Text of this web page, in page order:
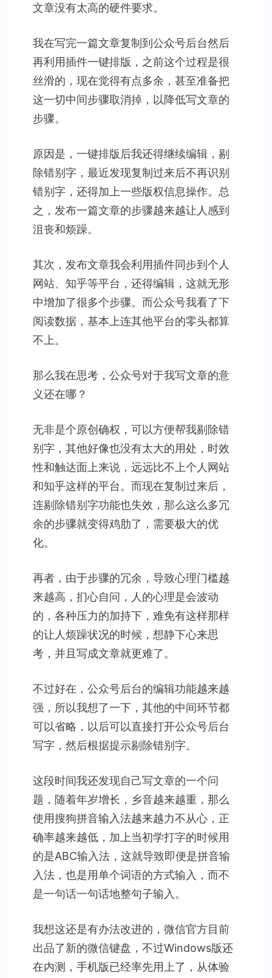
文章没有太高的硬件要求。
我在写完一篇文章复制到公众号后台然后
再利用插件一键排版，之前这个过程是很
丝滑的，现在觉得有点多余，甚至准备把
这一切中间步骤取消掉，以降低写文章的
步骤。
原因是，一键排版后我还得继续编辑，剔
除错别字，最近发现复制过来后不再识别
错别字，还得加上一些版权信息操作。总
之，发布一篇文章的步骤越来越让人感到
沮丧和烦躁。
其次，发布文章我会利用插件同步到个人
网站、知乎等平台，还得编辑，这就无形
中增加了很多个步骤。而公众号我看了下
阅读数据，基本上连其他平台的零头都算
不上。
那么我在思考，公众号对于我写文章的意
义还在哪？
无非是个原创确权，可以方便帮我剔除错
别字，其他好像也没有太大的用处，时效
性和触达面上来说，远远比不上个人网站
和知乎这样的平台。而现在复制过来后，
连剔除错别字功能也失效，那么这么多冗
余的步骤就变得鸡肋了，需要极大的优
化。
再者，由于步骤的冗余，导致心理门槛越
来越高，扪心自问，人的心理是会波动
的，各种压力的加持下，难免有这样那样
的让人烦躁状况的时候，想静下心来思
考，并且写成文章就更难了。
不过好在，公众号后台的编辑功能越来越
强，所以我想了一下，其他的中间环节都
可以省略，以后可以直接打开公众号后台
写字，然后根据提示剔除错别字。
这段时间我还发现自己写文章的一个问
题，随着年岁增长，乡音越来越重，那么
使用搜狗拼音输入法越来越力不从心，正
确率越来越低，加上当初学打字的时候用
的是ABC输入法，这就导致即便是拼音输
入法，也是用单个词语的方式输入，而不
是一句话一句话地整句子输入。
我想这还是有办法改进的，微信官方目前
出品了新的微信键盘，不过Windows版还
在内测，手机版已经率先用上了，从体验